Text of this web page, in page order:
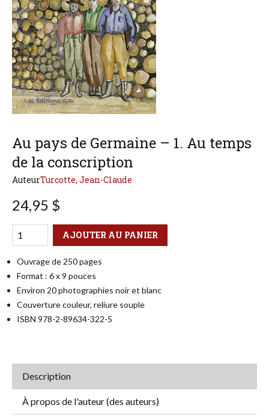
Au pays de Germaine – 1. Au temps
de la conscription
AuteurTurcotte, Jean-Claude
24,95 $
Qté
Format AJOUTER AU PANIER
Ouvrage de 250 pages
Format : 6 x 9 pouces
Environ 20 photographies noir et blanc
Couverture couleur, reliure souple
ISBN 978-2-89634-322-5
Description
À propos de l'auteur (des auteurs)